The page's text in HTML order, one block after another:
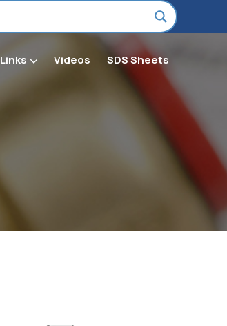
Links Videos SDS Sheets